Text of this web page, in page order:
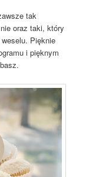
tak
oraz taki, który
Pięknie
i pięknym